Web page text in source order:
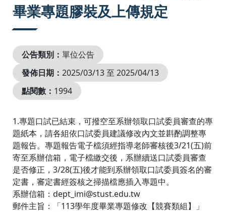
畢業專題膠裝及上傳規定
公告類別： 單位公告
發佈日期： 2025/03/13 至 2025/04/13
點閱數： 1994
1.專題口試已結束，可撥空至系辦領取口試委員審查的專
題紙本，請各組依口試委員建議修改內文並斟酌調整專
題報告。專題報告電子檔須經指導老師審核後3/21(五)前
寄至系辦信箱，電子檔繳交後，系辦續送口試委員審查
是否修正，3/28(五)後才能到系辦領取口試委員簽名的審
定書，審定書經簽核之掃描檔應插入專題中。
系辦信箱：dept_imi@stust.edu.tw
郵件主旨：「113學年度畢業專題修改【競賽類組】」